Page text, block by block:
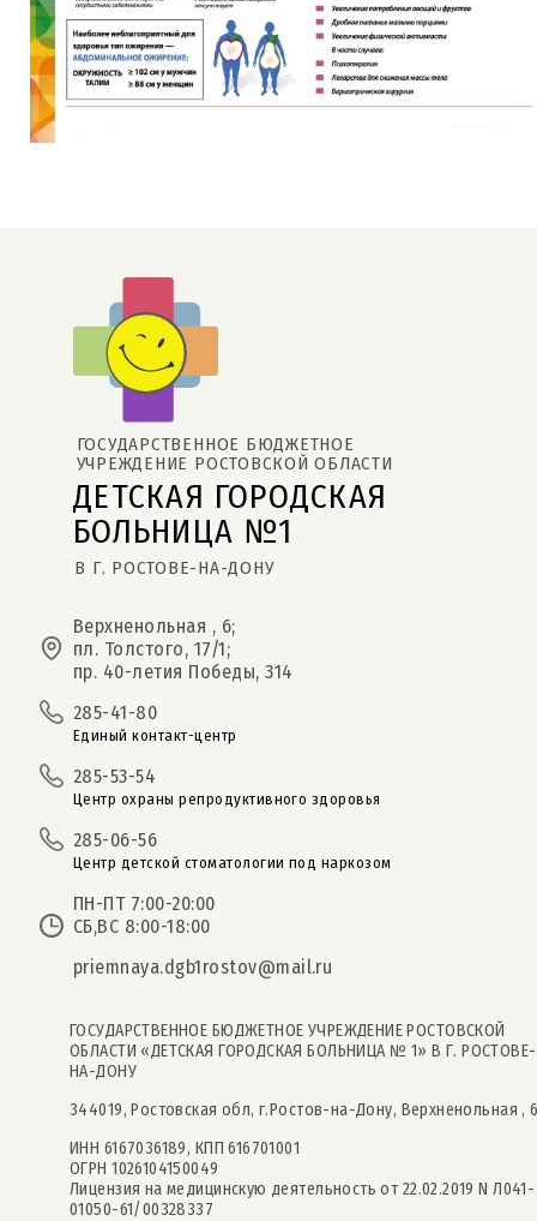
ДЕТСКАЯ ГОРОДСКАЯ
БОЛЬНИЦА №1
В Г. РОСТОВЕ-НА-ДОНУ
ГОСУДАРСТВЕННОЕ БЮДЖЕТНОЕ
УЧРЕЖДЕНИЕ РОСТОВСКОЙ ОБЛАСТИ
Верхненольная , 6;
пл. Толстого, 17/1;
пр. 40-летия Победы, 314
285-41-80
Единый контакт-центр
285-53-54
Центр охраны репродуктивного здоровья
285-06-56
Центр детской стоматологии под наркозом
ПН-ПТ 7:00-20:00
СБ,ВС 8:00-18:00
priemnaya.dgb1rostov@mail.ru
ГОСУДАРСТВЕННОЕ БЮДЖЕТНОЕ УЧРЕЖДЕНИЕ РОСТОВСКОЙ
ОБЛАСТИ «ДЕТСКАЯ ГОРОДСКАЯ БОЛЬНИЦА № 1» В Г. РОСТОВЕ-
НА-ДОНУ
344019, Ростовская обл, г.Ростов-на-Дону, Верхненольная ,
ИНН 6167036189, КПП 616701001
ОГРН 1026104150049
Лицензия на медицинскую деятельность от 22.02.2019 N Л041-
01050-61/00328337